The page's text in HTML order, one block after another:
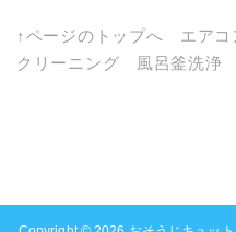
↑ページのトップへ エア
クリーニング
風呂釜洗浄